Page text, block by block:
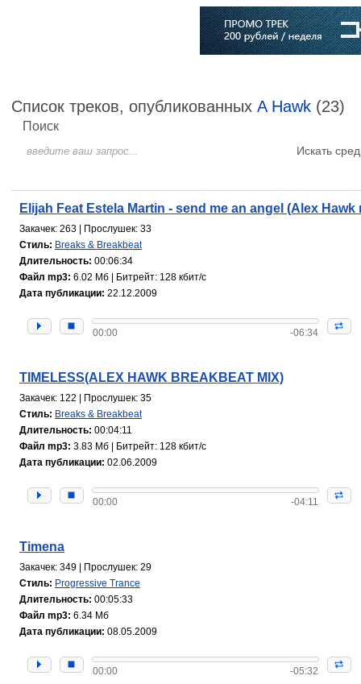
Список треков, опубликованных A Hawk (23)
Поиск
Искать
Elijah Feat Estela Martin - send me an angel (Alex Hawk
Закачек: 263 | Прослушек: 33
Стиль: Breaks & Breakbeat
Длительность: 00:06:34
Файл mp3: 6.02 Мб | Битрейт: 128 кбит/с
Дата публикации: 22.12.2009
00:00 -06:34
TIMELESS(ALEX HAWK BREAKBEAT MIX)
Закачек: 122 | Прослушек: 35
Стиль: Breaks & Breakbeat
Длительность: 00:04:11
Файл mp3: 3.83 Мб | Битрейт: 128 кбит/с
Дата публикации: 02.06.2009
00:00 -04:11
Timena
Закачек: 349 | Прослушек: 29
Стиль: Progressive Trance
Длительность: 00:05:33
Файл mp3: 6.34 Мб
Дата публикации: 08.05.2009
00:00 -05:32